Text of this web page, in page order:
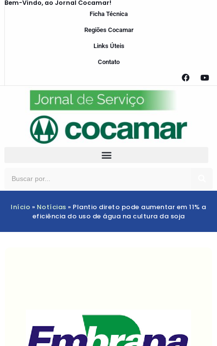
Bem-Vindo, ao Jornal Cocamar!
Ficha Técnica
Regiões Cocamar
Links Úteis
Contato
Início » Notícias » Plantio direto pode aumentar em 11% a
eficiência do uso de água na cultura da soja